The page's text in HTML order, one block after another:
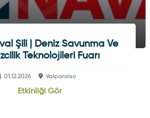
Şili | Deniz Savunma Ve
Teknolojileri Fuarı
01.12.2026 Valparaíso
Etkinliği Gör